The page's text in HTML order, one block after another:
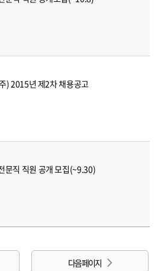
) 2015년 제2차 채용공고
문직 직원 공개 모집(~9.30)
다음 페이지